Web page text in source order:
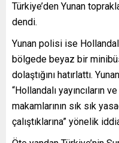
Türkiye’den Yunan
dendi.
Yunan polisi ise
bölgede beyaz bir
dolaştığını hatırlattı.
“Hollandalı yayıncıların
makamlarının sık sık
çalıştıklarına” yönelik